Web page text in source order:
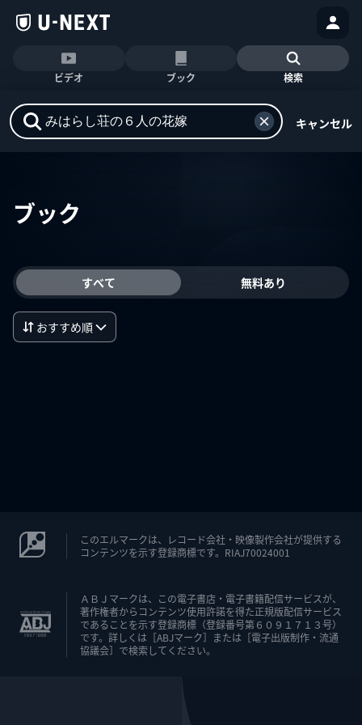
ビデオ ブック 検索
キャンセル
ブック
すべて 無料あり
おすすめ順
このエルマークは、レコード会社・映像製作会社が提供する
コンテンツを示す登録商標です。RIAJ70024001
ＡＢＪマークは、この電子書店・電子書籍配信サービスが、
著作権者からコンテンツ使用許諾を得た正規版配信サービス
であることを示す登録商標（登録番号第６０９１７１３号）
です。詳しくは［ABJマーク］または［電子出版制作・流通
協議会］で検索してください。